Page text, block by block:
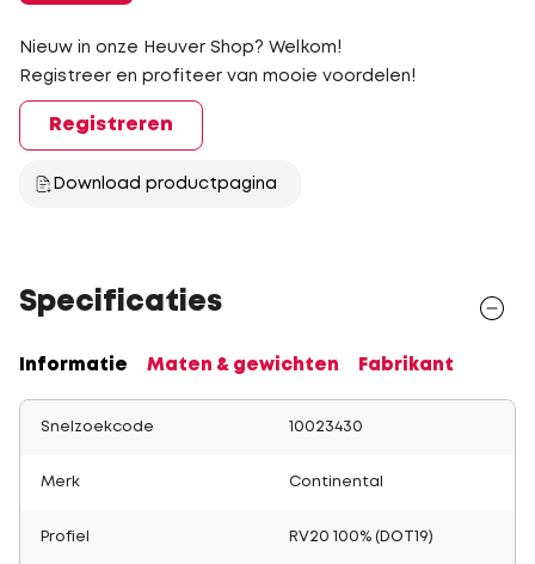
Nieuw in onze Heuver Shop? Welkom!
Registreer en profiteer van mooie voordelen!
Registreren
Download productpagina
Specificaties
Informatie Maten & gewichten Fabrikant
Snelzoekcode 10023430
Merk Continental
Profiel RV20 100% (DOT19)